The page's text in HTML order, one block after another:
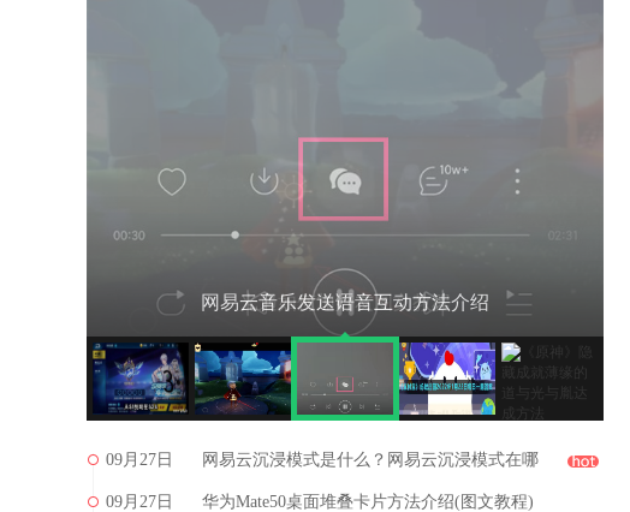
网易云音乐发送语音互动方法介绍
09月27日 网易云沉浸模式是什么？网易云沉浸模式在哪
里？
09月27日 华为Mate50桌面堆叠卡片方法介绍(图文教程)